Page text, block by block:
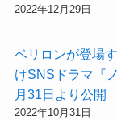
2022年12月29日
ベリロンが登場
けSNSドラマ『
月31日より公開
2022年10月31日